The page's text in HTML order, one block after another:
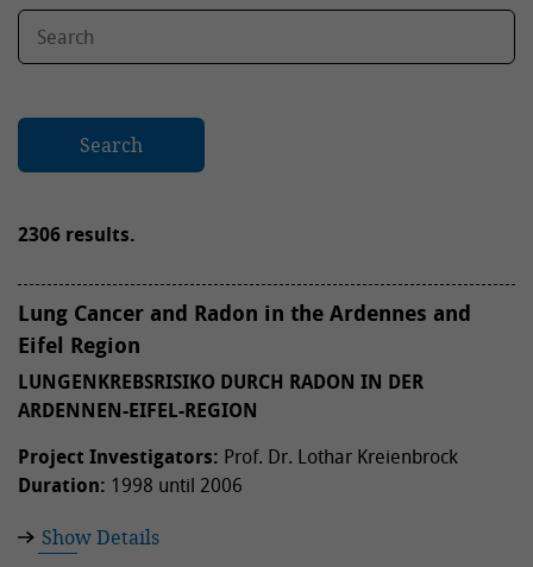
Search
2306 results.
Lung Cancer and Radon in the Ardennes and
Eifel Region
LUNGENKREBSRISIKO DURCH RADON IN DER
ARDENNEN-EIFEL-REGION
Project Investigators: Prof. Dr. Lothar Kreienbrock
Duration: 1998 until 2006
Show Details